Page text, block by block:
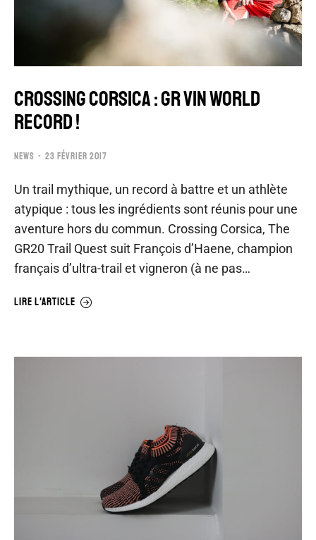
CROSSING CORSICA : GR VIN WORLD
RECORD !
NEWS 23 FÉVRIER 2017
Un trail mythique, un record à battre et un athlète
atypique : tous les ingrédients sont réunis pour une
aventure hors du commun. Crossing Corsica, The
GR20 Trail Quest suit François d’Haene, champion
français d’ultra-trail et vigneron (à ne pas…
LIRE L'ARTICLE